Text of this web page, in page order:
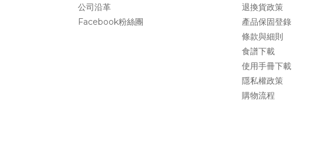
公司沿革
Facebook粉絲團
退換貨政策
產品保固登錄
條款與細則
食譜下載
使用手冊下載
隱私權政策
購物流程